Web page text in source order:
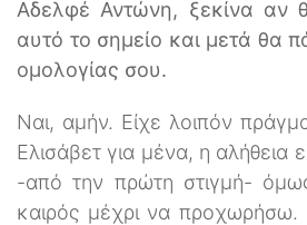
Αδελφέ Αντώνη, ξεκίνα αν
αυτό το σημείο και μετά θα
ομολογίας σου.
Ναι, αμήν. Είχε λοιπόν
Ελισάβετ για μένα, η αλήθεια
-από την πρώτη στιγμή-
καιρός μέχρι να προχωρήσω.